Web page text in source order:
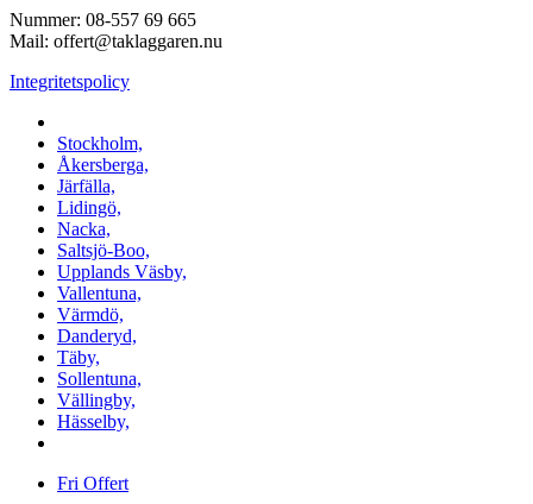
Nummer: 08-557 69 665
Mail: offert@taklaggaren.nu
Integritetspolicy
Stockholm,
Åkersberga,
Järfälla,
Lidingö,
Nacka,
Saltsjö-Boo,
Upplands Väsby,
Vallentuna,
Värmdö,
Danderyd,
Täby,
Sollentuna,
Vällingby,
Hässelby,
Fri Offert